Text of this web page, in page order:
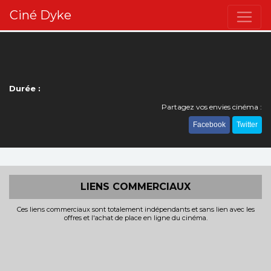
Ciné Dyke
Durée :
Partagez vos envies cinéma :
Facebook Twitter
LIENS COMMERCIAUX
Ces liens commerciaux sont totalement indépendants et sans lien avec les
offres et l'achat de place en ligne du cinéma.